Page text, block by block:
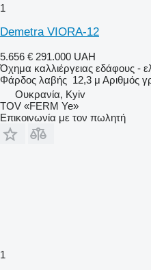
1
Demetra VIORA-12
5.656 € 291.000 UAH
Όχημα καλλιέργειας εδάφους -
Φάρδος λαβής 12,3 μ Αριθμός
Ουκρανία, Kyiv
TOV «FERM Ye»
Επικοινωνία με τον πωλητή
1